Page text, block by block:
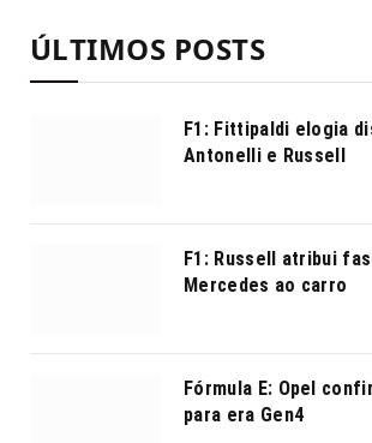
ÚLTIMOS POSTS
F1: Fittipaldi elogia
Antonelli e Russell
F1: Russell atribui
Mercedes ao carro
Fórmula E: Opel
para era Gen4